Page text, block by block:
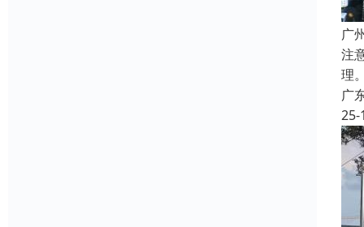
广
注
理
广
25-